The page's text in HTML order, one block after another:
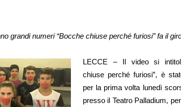
grandi numeri “Bocche chiuse perché furiosi” fa il
LECCE – Il video si
chiuse perché furiosi”, è
per la prima volta lunedì
presso il Teatro Palladium,